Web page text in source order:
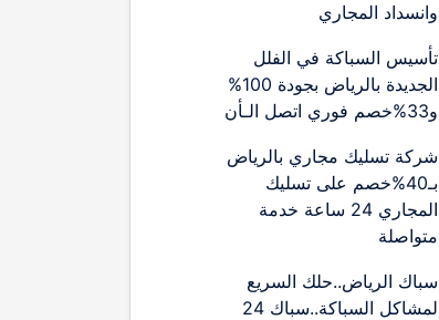
وانسداد المجاري
تأسيس السباكة في الفلل
الجديدة بالرياض بجودة 100%
و33%خصم فوري اتصل الـأن
شركة تسليك مجاري بالرياض
بـ40%خصم على تسليك
المجاري 24 ساعة خدمة
متواصلة
سباك الرياض..حلك السريع
لمشاكل السباكة..سباك 24